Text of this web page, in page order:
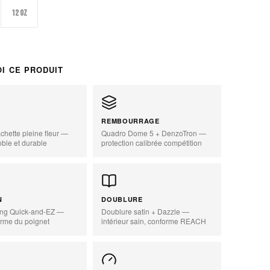
12 oz
CE PRODUIT
pleine fleur —
et durable
REMBOURRAGE
Quadro Dome 5 + DenzoTron —
protection calibrée compétition
Quick-and-EZ —
du poignet
DOUBLURE
Doublure satin + Dazzle —
intérieur sain, conforme REACH